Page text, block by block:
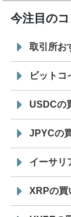
今注目の
取引所お
ビットコ
USDCの
JPYCの
イーサリ
XRPの買